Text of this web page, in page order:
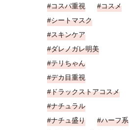
コスパ重視
コスメ
シートマスク
スキンケア
ダレノガレ明美
テリちゃん
デカ目重視
ドラックストアコスメ
ナチュラル
ナチュ盛り
ハーフ系